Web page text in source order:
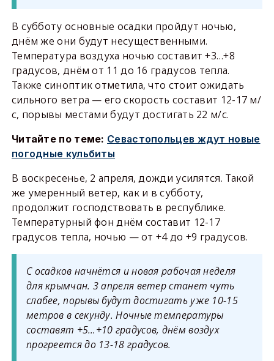
В субботу основные осадки пройдут ночью,
днём же они будут несущественными.
Температура воздуха ночью составит +3…+8
градусов, днём от 11 до 16 градусов тепла.
Также синоптик отметила, что стоит ожидать
сильного ветра — его скорость составит 12-17 м/
с, порывы местами будут достигать 22 м/с.
Читайте по теме: Севастопольцев ждут новые
погодные кульбиты
В воскресенье, 2 апреля, дожди усилятся. Такой
же умеренный ветер, как и в субботу,
продолжит господствовать в республике.
Температурный фон днём составит 12-17
градусов тепла, ночью — от +4 до +9 градусов.
С осадков начнётся и новая рабочая неделя
для крымчан. 3 апреля ветер станет чуть
слабее, порывы будут достигать уже 10-15
метров в секунду. Ночные температуры
составят +5…+10 градусов, днём воздух
прогреется до 13-18 градусов.